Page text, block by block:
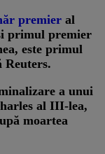
premier al
primul premier
este primul
Reuters.
a unui
al III-lea,
moartea